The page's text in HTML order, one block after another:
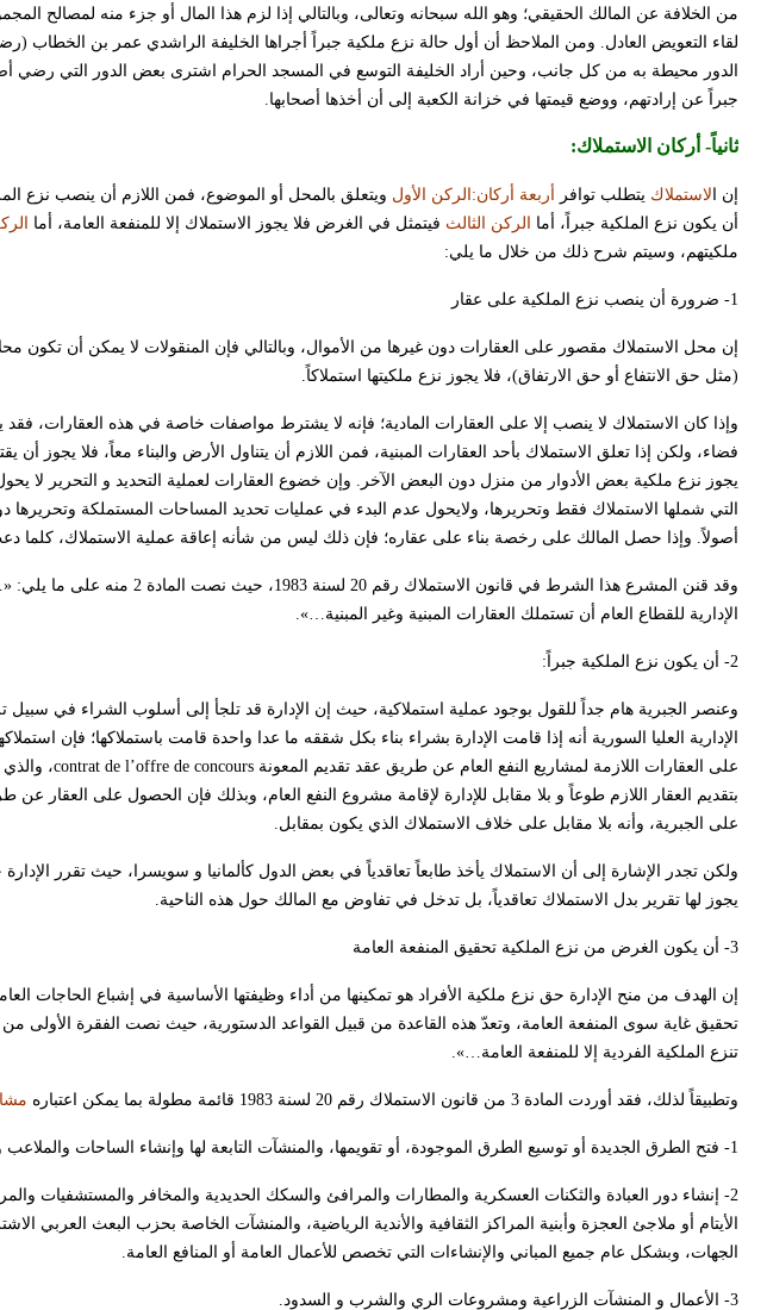
من الخلافة عن المالك الحقيقي؛ وهو الله سبحانه وتعالى، وبالتالي إذا لزم هذا المال أو جزء منه لمصالح
لقاء التعويض العادل. ومن الملاحظ أن أول حالة نزع ملكية جبراً أجراها الخليفة الراشدي عمر بن الخطاب
الدور محيطة به من كل جانب، وحين أراد الخليفة التوسع في المسجد الحرام اشترى بعض الدور التي رضي
جبراً عن إرادتهم، ووضع قيمتها في خزانة الكعبة إلى أن أخذها أصحابها.
ثانياً- أركان الاستملاك:
إن ا لاستملاك يتطلب توافر أربعة أركان: الركن الأول ويتعلق بالمحل أو الموضوع، فمن اللازم أن ينصب نزع
أن يكون نزع الملكية جبراً، أما
الركن الثالث فيتمثل في الغرض فلا يجوز الاستملاك إلا للمنفعة العامة، أما
ملكيتهم، وسيتم شرح ذلك من خلال ما يلي:
1- ضرورة أن ينصب نزع الملكية على عقار
إن محل الاستملاك مقصور على العقارات دون غيرها من الأموال، وبالتالي فإن المنقولات لا يمكن أن تكون
(مثل حق الانتفاع أو حق الارتفاق)، فلا يجوز نزع ملكيتها استملاكاً.
وإذا كان الاستملاك لا ينصب إلا على العقارات المادية؛ فإنه لا يشترط مواصفات خاصة في هذه العقارات، فقد
فضاء، ولكن إذا تعلق الاستملاك بأحد العقارات المبنية، فمن اللازم أن يتناول الأرض والبناء معاً، فلا يجوز
يجوز نزع ملكية بعض الأدوار من منزل دون البعض الآخر. وإن خضوع العقارات لعملية التحديد و التحرير لا
التي شملها الاستملاك فقط وتحريرها، ولايحول عدم البدء في عمليات تحديد المساحات المستملكة وتحريرها
أصولاً. وإذا حصل المالك على رخصة بناء على عقاره؛ فإن ذلك ليس من شأنه إعاقة عملية الاستملاك، كلما دعت
وقد قنن المشرع هذا الشرط في قانون
الإدارية للقطاع العام أن تستملك العقارات المبنية وغير المبنية…».
2- أن يكون نزع الملكية جبراً:
وعنصر الجبرية هام جداً للقول بوجود عملية استملاكية، حيث إن الإدارة قد تلجأ إلى أسلوب الشراء في سبيل
الإدارية العليا السورية أنه إذا قامت الإدارة بشراء بناء بكل شققه ما عدا واحدة قامت باستملاكها؛ فإن
على العقارات اللازمة لمشاريع النفع العام عن طريق عقد تقديم المعونة contrat de l’offre de concours،
بتقديم العقار اللازم طوعاً و بلا مقابل للإدارة لإقامة مشروع النفع العام، وبذلك فإن الحصول على العقار
على الجبرية، وأنه بلا مقابل على خلاف الاستملاك الذي يكون بمقابل.
ولكن تجدر الإشارة إلى أن الاستملاك يأخذ طابعاً تعاقدياً في بعض الدول كألمانيا و سويسرا، حيث تقرر
يجوز لها تقرير بدل الاستملاك تعاقدياً، بل تدخل في تفاوض مع المالك حول هذه الناحية.
3- أن يكون الغرض من نزع الملكية تحقيق المنفعة العامة
إن الهدف من منح الإدارة حق نزع ملكية الأفراد هو تمكينها من أداء وظيفتها الأساسية في إشباع الحاجات
تنزع الملكية الفردية إلا للمنفعة العامة…».
وتطبيقاً لذلك، فقد أوردت المادة 3 من قانون الاستملاك رقم 20 لسنة 1983 قائمة مطولة بما يمكن اعتباره
1- فتح الطرق الجديدة أو توسيع الطرق الموجودة، أو تقويمها، والمنشآت التابعة لها وإنشاء الساحات والملاعب والأسواق و الحدائق العامة والبحيرات ومجاري المياه…
2- إنشاء دور العبادة والثكنات العسكرية والمطارات والمرافئ والسكك الحديدية والمخافر والمستشفيات
الأيتام أو ملاجئ العجزة وأبنية المراكز الثقافية والأندية الرياضية، والمنشآت الخاصة بحزب البعث العربي
الجهات، وبشكل عام جميع المباني والإنشاءات التي تخصص للأعمال العامة أو المنافع العامة.
3- الأعمال و المنشآت الزراعية ومشروعات الري والشرب و السدود.